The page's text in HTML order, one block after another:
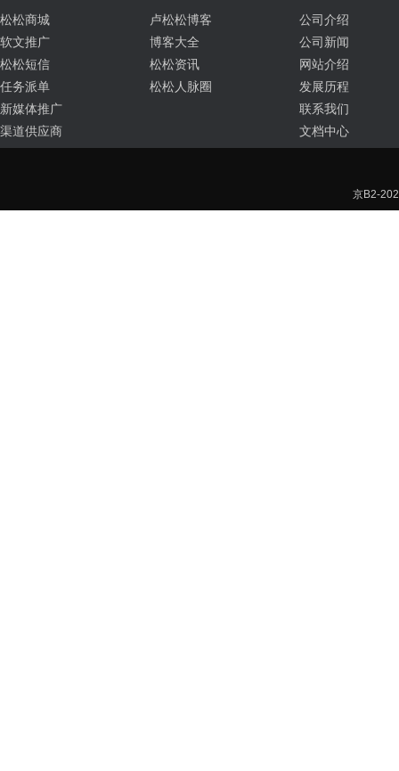
松松商城
软文推广
松松短信
任务派单
新媒体推广
渠道供应商
卢松松博客
博客大全
松松资讯
松松人脉圈
公司介绍
公司新闻
网站介绍
发展历程
联系我们
文档中心
京B2-